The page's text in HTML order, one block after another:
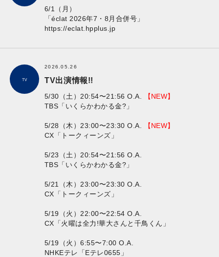
6/1（月）
「éclat 2026年7・8月合併号」
https://eclat.hpplus.jp
TV
2026.05.26
TV出演情報!!
5/30（土）20:54〜21:56 O.A.
【NEW】
TBS「いくらかわかる金?」
5/28（木）23:00〜23:30 O.A.
【NEW】
CX「トークィーンズ」
5/23（土）20:54〜21:56 O.A.
TBS「いくらかわかる金?」
5/21（木）23:00〜23:30 O.A.
CX「トークィーンズ」
5/19（火）22:00〜22:54 O.A.
CX「火曜は全力!華大さんと千鳥くん」
5/19（火）6:55〜7:00 O.A.
NHKEテレ「Eテレ0655」